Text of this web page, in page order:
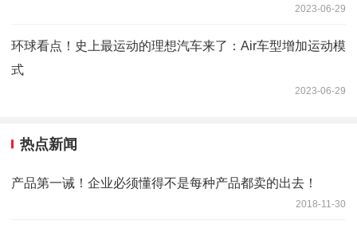
2023-06-29
环球看点！史上最运动的理想汽车来了：Air车型增加运动模
式
2023-06-29
热点新闻
产品第一诫！企业必须懂得不是每种产品都卖的出去！
2018-11-30